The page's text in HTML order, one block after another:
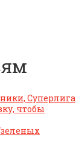
Суперлига
чтобы